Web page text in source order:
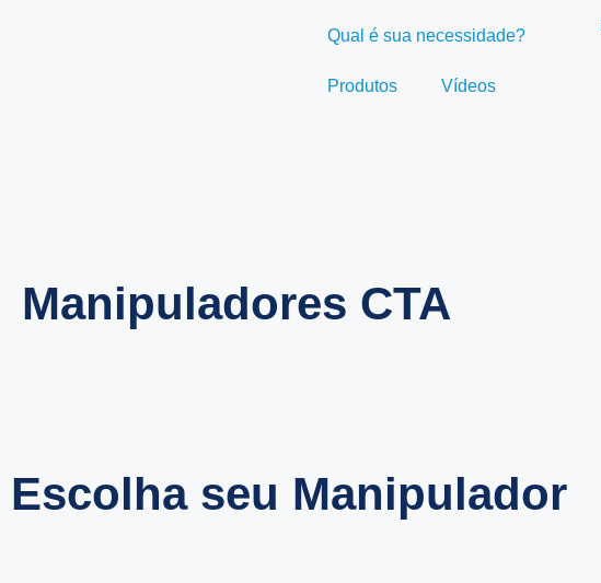
Qual é sua necessidade?
Produtos Vídeos
Manipuladores CTA
Escolha seu Manipulador